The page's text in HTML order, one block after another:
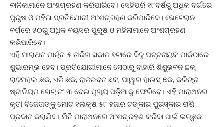
ବାଳିକାମାନେ ଅଂଶଗ୍ରହଣ କରିପାରିବେ। ସେହିପରି ୧୮ବର୍ଷରୁ ଅଧିକ ବର୍ଗରେ
ପୁରୁଷ ଓ ମହିଳା ପ୍ରତିଯୋଗୀ ଅଂଶଗ୍ରହଣ କରିପାରିବେ। ଭେଟେରାନ
ବର୍ଗରେ ୫୦ରୁ ଅଧିକ ବୟସର ପୁରୁଷ ଓ ମହିଳାମାନେ ଅଂଶଗ୍ରହଣ
କରିପାରିବେ।
ଏହି ମାରାଥନ ମାର୍ଚ୍ଚ ୫ ତାରିଖ ସକାଳ ୭ଟାରେ ବିଜୁ ପଟ୍ଟନାୟକ ପାର୍କଠାରେ
ଶୁଭାରମ୍ଭ ହେବ। ପ୍ରତିଯୋଗୀମାନେ ସେଠାରୁ ବାହାରି ଶିଶୁଭବନ ଛକ,
ରାଜମହଲ ଛକ, ଏଜି ଛକ, ରାଜଭବନ ଛକ, ପାୱାର ହାଉସ‌୍ ଛକ, କଳିଙ୍ଗ
ଷ୍ଟାଡିୟମ ଗେଟ୍‌ ନଂ ୩ ଦେଇ ମୁଖ୍ୟ ପଡ଼ିଆକୁ ଫେରିବେ। ଏହି ମାରାଥନର
କୃତୀ ବିଜେତାଙ୍କୁ ମୋଟ ୧ଲକ୍ଷ ୫୮ ହଜାର ଟଙ୍କାର ପୁରସ୍କାର ରାଶି
ପ୍ରଦାନ କରାଯିବ। ମିନି ମାରାଥନରେ ଅଂଶଗ୍ରହଣ କରିବା ପାଇଁ ଇଚ୍ଛୁକ